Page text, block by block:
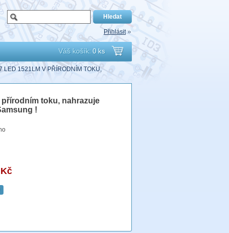
Váš košík: 0 ks
do
Přihlásit
LED 1521LM V PŘÍRODNÍM TOKU,
přírodním toku, nahrazuje
!